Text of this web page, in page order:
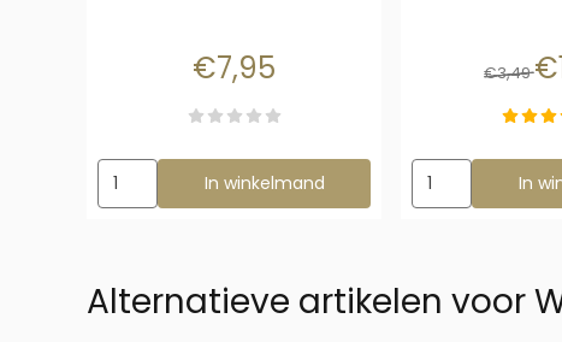
Prijs: 7,95
€7,95
Aantal kiezen voor Houten Speelbal 10 cm
In winkelmand
€3,49
Aantal kiezen
In
Alternatieve artikelen voor